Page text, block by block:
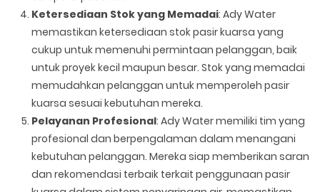
Ketersediaan Stok yang Memadai: Ady Water
memastikan ketersediaan stok pasir kuarsa yang
cukup untuk memenuhi permintaan pelanggan, baik
untuk proyek kecil maupun besar. Stok yang memadai
memudahkan pelanggan untuk memperoleh pasir
kuarsa sesuai kebutuhan mereka.
Pelayanan Profesional: Ady Water memiliki tim yang
profesional dan berpengalaman dalam menangani
kebutuhan pelanggan. Mereka siap memberikan saran
dan rekomendasi terbaik terkait penggunaan pasir